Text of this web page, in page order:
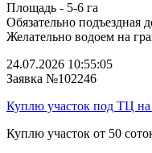
Площадь - 5-6 га
Обязательно подъездная
Желательно водоем на
24.07.2026 10:55:05
Заявка №102246
Куплю участок под ТЦ
Куплю участок от 50